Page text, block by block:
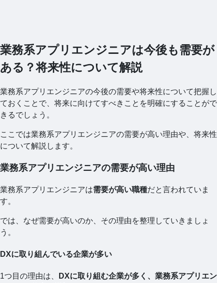
業務系アプリエンジニアは今後も需要が
ある？将来性について解説
業務系アプリエンジニアの今後の需要や将来性について把握し
ておくことで、将来に向けてすべきことを明確にすることがで
きるでしょう。
ここでは業務系アプリエンジニアの需要が高い理由や、将来性
について解説します。
業務系アプリエンジニアの需要が高い理由
業務系アプリエンジニアは需要が高い職種だと言われていま
す。
では、なぜ需要が高いのか、その理由を整理していきましょ
う。
DXに取り組んでいる企業が多い
1つ目の理由は、
DXに取り組む企業が多く、業務系アプリエン